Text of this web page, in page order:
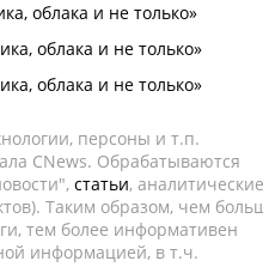
облака и не только»
облака и не только»
облака и не только»
персоны и т.п.
CNews. Обрабатываются
статьи, аналитические
Таким образом, чем
тем более информативен
информацией, в т.ч.